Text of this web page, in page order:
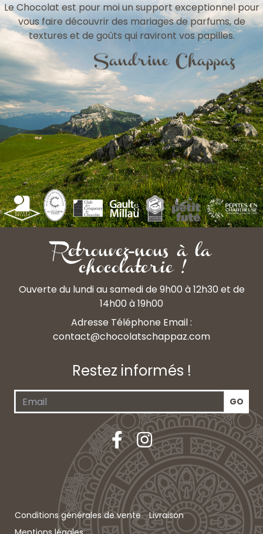
Le Chocolat est pour moi un support exceptionnel pour
vous faire découvrir des mariages de parfums, de
textures et de goûts qui raviront vos papilles.
Retrouvez-nous à la
chocolaterie !
Ouverte du lundi au samedi de 9h00 à 12h30 et de
14h00 à 19h00
Adresse Téléphone Email :
contact@chocolatschappaz.com
Restez informés !
Conditions générales de vente
Livraison